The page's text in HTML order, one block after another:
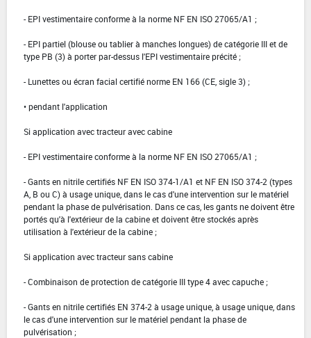
- EPI vestimentaire conforme à la norme NF EN ISO 27065/A1 ;
- EPI partiel (blouse ou tablier à manches longues) de catégorie III et de
type PB (3) à porter par-dessus l'EPI vestimentaire précité ;
- Lunettes ou écran facial certifié norme EN 166 (CE, sigle 3) ;
• pendant l'application
Si application avec tracteur avec cabine
- EPI vestimentaire conforme à la norme NF EN ISO 27065/A1 ;
- Gants en nitrile certifiés NF EN ISO 374-1/A1 et NF EN ISO 374-2 (types
A, B ou C) à usage unique, dans le cas d'une intervention sur le matériel
pendant la phase de pulvérisation. Dans ce cas, les gants ne doivent être
portés qu'à l'extérieur de la cabine et doivent être stockés après
utilisation à l'extérieur de la cabine ;
Si application avec tracteur sans cabine
- Combinaison de protection de catégorie III type 4 avec capuche ;
- Gants en nitrile certifiés EN 374-2 à usage unique, à usage unique, dans
le cas d'une intervention sur le matériel pendant la phase de
pulvérisation ;